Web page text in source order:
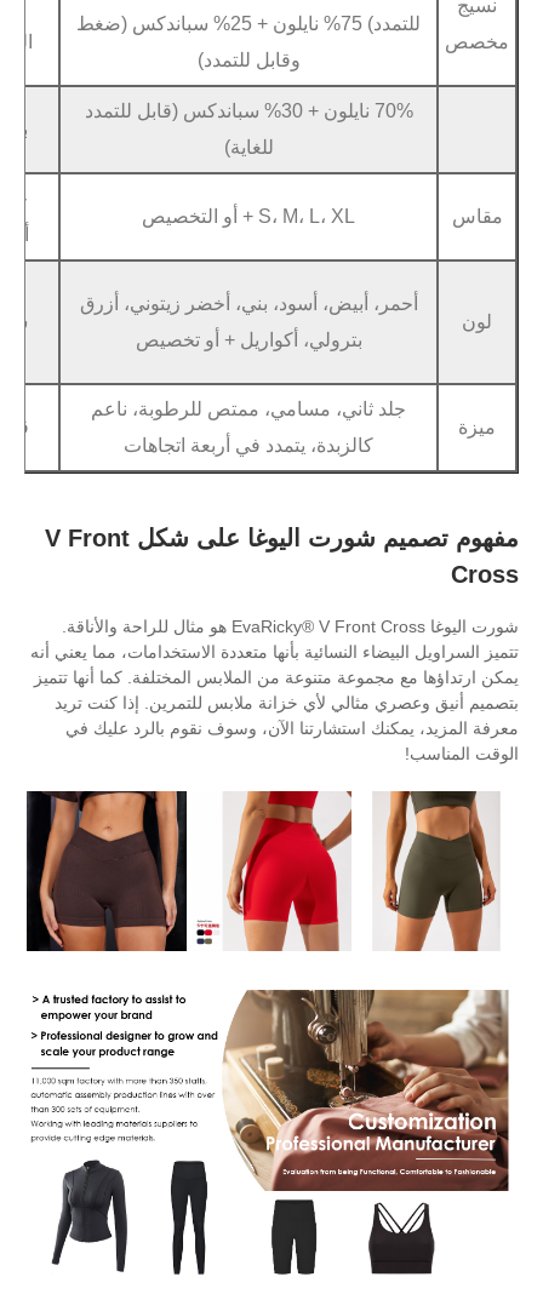
للتمدد) 75% نايلون + 25% سباندكس (ضغط
وقابل للتمدد)
70% نايلون + 30% سباندكس (قابل للتمدد
براعة
S، M، L، XL + أو التخصيص
أوديإم
قماش
أبيض، أسود، بني، أخضر زيتوني، أزرق
بترولي، أكواريل + أو تخصيص
شحن
الشحن
ثاني، مسامي، ممتص للرطوبة، ناعم
كالزبدة، يتمدد في أربعة اتجاهات
قسط تي / تي،
مفهوم تصميم شورت اليوغا على شكل V Front
شورت اليوغا EvaRicky® V Front Cross هو مثال للراحة والأناقة.
النسائية بأنها متعددة الاستخدامات، مما يعني أنه
متنوعة من الملابس المختلفة. كما أنها تتميز
لأي خزانة ملابس للتمرين. إذا كنت تريد
استشارتنا الآن، وسوف نقوم بالرد عليك في